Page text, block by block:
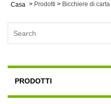
Casa > Prodotti > Bicchiere di carta
PRODOTTI